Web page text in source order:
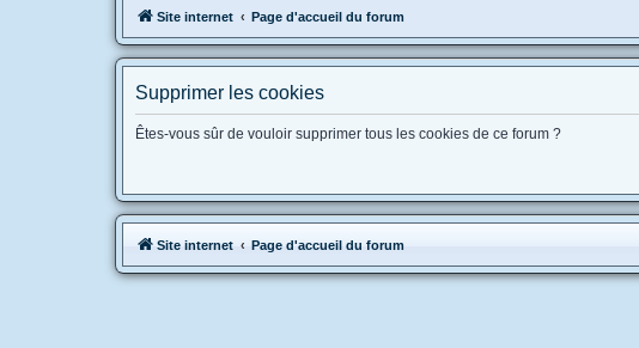
Site internet Page d'accueil du forum
Supprimer les cookies
Êtes-vous sûr de vouloir supprimer tous les cookies de ce forum ?
Site internet Page d'accueil du forum